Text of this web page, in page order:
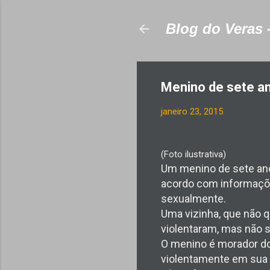
Blog do Veras
Menino de sete
janeiro 23, 2015
(Foto ilustrativa)
Um menino de sete
acordo com
sexualmente.
Uma vizinha, que não
violentaram, mas não
O menino é morador
violentamente em